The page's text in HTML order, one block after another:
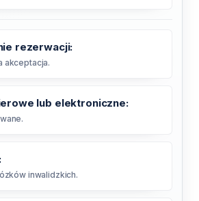
rezerwacji:
akceptacja.
lub elektroniczne:
inwalidzkich.